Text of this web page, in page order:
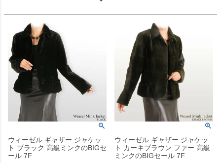
ウィーゼル ギャザー ジャケッ
ト ブラック 高級ミンクのBIGセ
ール 7F
ウィーゼル ギャザー ジャケッ
ト カーキブラウン ファー 高級
ミンクのBIGセール 7F